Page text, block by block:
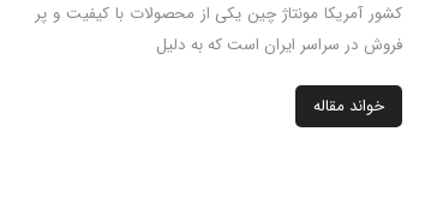
کشور آمریکا مونتاژ چین یکی از محصولات با کیفیت و پر
فروش در سراسر ایران است که به دلیل
خواند مقاله